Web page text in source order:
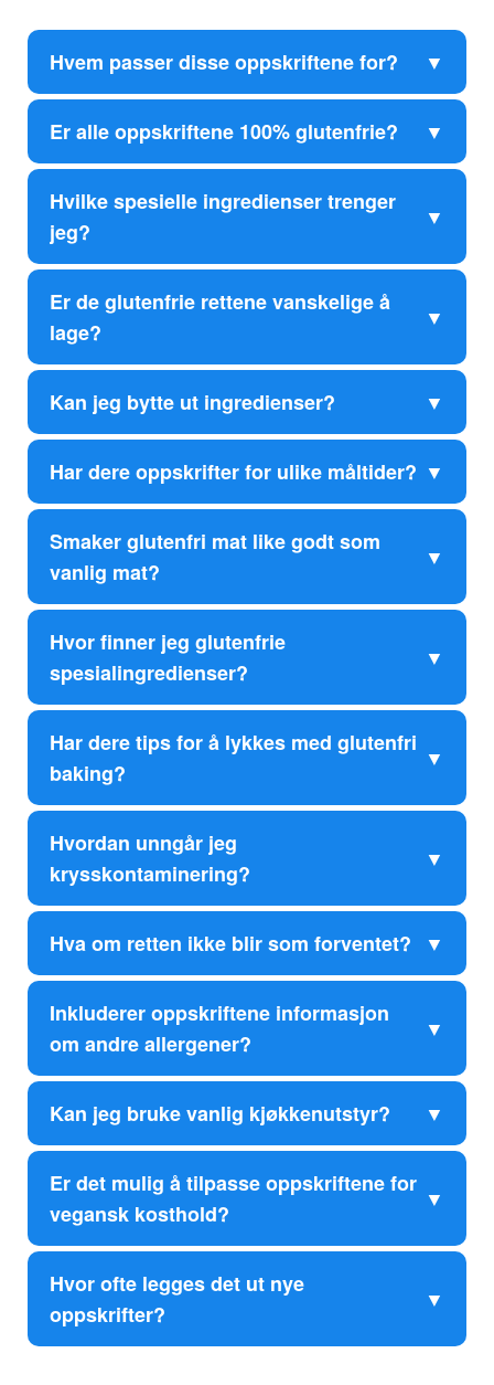
Hvem passer disse oppskriftene for?
Er alle oppskriftene 100% glutenfrie?
Hvilke spesielle ingredienser trenger
jeg?
Er de glutenfrie rettene vanskelige å
lage?
Kan jeg bytte ut ingredienser?
Har dere oppskrifter for ulike måltider?
Smaker glutenfri mat like godt som
vanlig mat?
Hvor finner jeg glutenfrie
spesialingredienser?
Har dere tips for å lykkes med glutenfri
baking?
Hvordan unngår jeg
krysskontaminering?
Hva om retten ikke blir som forventet?
Inkluderer oppskriftene informasjon
om andre allergener?
Kan jeg bruke vanlig kjøkkenutstyr?
Er det mulig å tilpasse oppskriftene for
vegansk kosthold?
Hvor ofte legges det ut nye
oppskrifter?